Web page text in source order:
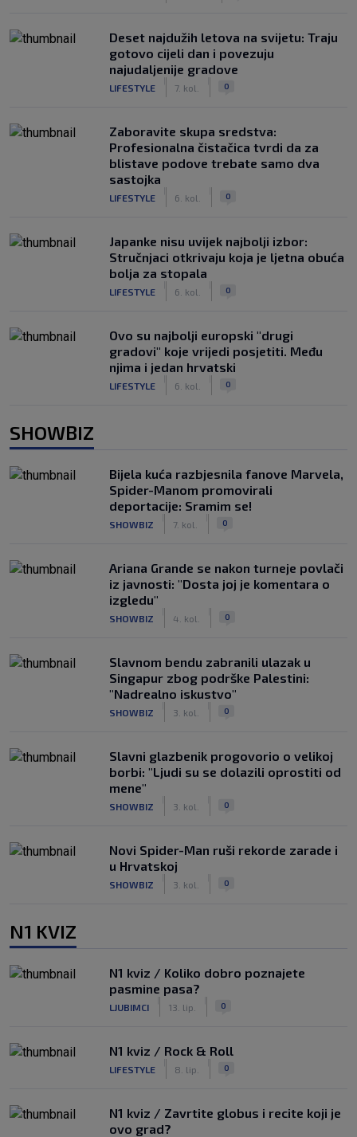
Deset najdužih letova na svijetu: Traju
gotovo cijeli dan i povezuju
najudaljenije gradove
LIFESTYLE 7. kol. 0
Zaboravite skupa sredstva:
Profesionalna čistačica tvrdi da za
blistave podove trebate samo dva
sastojka
LIFESTYLE 6. kol. 0
Japanke nisu uvijek najbolji izbor:
Stručnjaci otkrivaju koja je ljetna obuća
bolja za stopala
LIFESTYLE 6. kol. 0
Ovo su najbolji europski "drugi
gradovi" koje vrijedi posjetiti. Među
njima i jedan hrvatski
LIFESTYLE 6. kol. 0
SHOWBIZ
Bijela kuća razbjesnila fanove Marvela,
Spider-Manom promovirali
deportacije: Sramim se!
SHOWBIZ 7. kol. 0
Ariana Grande se nakon turneje povlači
iz javnosti: "Dosta joj je komentara o
izgledu"
SHOWBIZ 4. kol. 0
Slavnom bendu zabranili ulazak u
Singapur zbog podrške Palestini:
"Nadrealno iskustvo"
SHOWBIZ 3. kol. 0
Slavni glazbenik progovorio o velikoj
borbi: "Ljudi su se dolazili oprostiti od
mene"
SHOWBIZ 3. kol. 0
Novi Spider-Man ruši rekorde zarade i
u Hrvatskoj
SHOWBIZ 3. kol. 0
N1 KVIZ
N1 kviz / Koliko dobro poznajete
pasmine pasa?
LJUBIMCI 13. lip. 0
N1 kviz / Rock & Roll
LIFESTYLE 8. lip. 0
N1 kviz / Zavrtite globus i recite koji je
ovo grad?